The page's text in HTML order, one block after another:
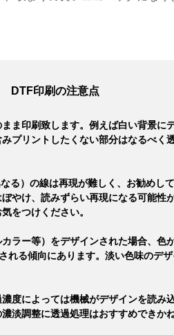
DTF印刷の注意点
ま印刷致します。例えば白い背景に
プリントしたくない部分はなるべく
る）の線は再現が難しく、お勧めし
やけ、読みずらい再現になる可能性
をつけください。
ラー等）をデザインされた場合、色
れる傾向にあります。淡い色味のデ
度によっては機械がデザインを読み
淡調整に透過処理はおすすめできか